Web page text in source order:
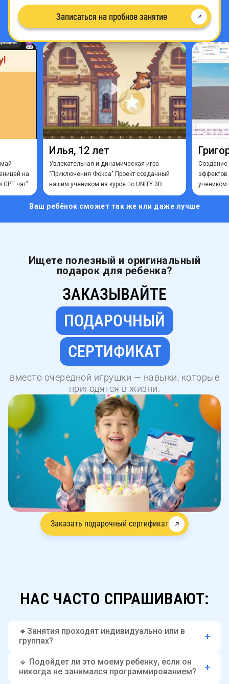
ЛУЧШЕ
Ваш ребёнок сможет так же или даже лучше
на
GPT чат"
Илья, 12 лет
Увлекательная и динамическая игра
"Приключения Фокса" Проект созданный
нашим учеником на курсе по UNITY 3D.
Создание
эффектов
учеником
Записаться на пробное занятие
Заказать подарочный сертификат
Ищете полезный и оригинальный
подарок для ребенка?
ЗАКАЗЫВАЙТЕ
ПОДАРОЧНЫЙ
СЕРТИФИКАТ
вместо очередной игрушки — навыки, которые
пригодятся в жизни.
НАС ЧАСТО СПРАШИВАЮТ:
🔹Занятия проходят индивидуально или в
группах?
🔹 Подойдет ли это моему ребенку, если он
никогда не занимался программированием?